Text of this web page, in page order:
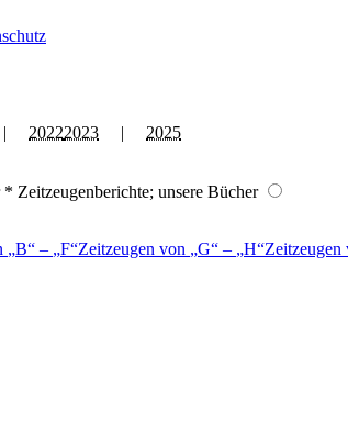
20222023 | 2025
Zeitzeugenberichte; unsere Bücher
B – F Zeitzeugen von G – H Zeitzeugen